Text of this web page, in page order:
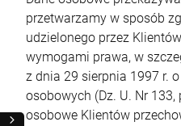
przetwarzamy w sposób
udzielonego przez
wymogami prawa, w
z dnia 29 sierpnia 1997 r.
osobowych (Dz. U. Nr
osobowe Klientów